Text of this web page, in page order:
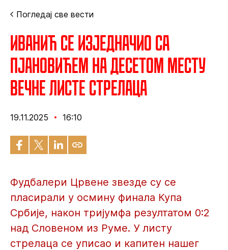
Погледај све вести
Иванић се изједначио са
Пјановићем на десетом месту
вечне листе стрелаца
19.11.2025 16:10
Фудбалери Црвене звезде су се
пласирали у осмину финала Купа
Србије, након тријумфа резултатом 0:2
над Словеном из Руме. У листу
стрелаца се уписао и капитен нашег